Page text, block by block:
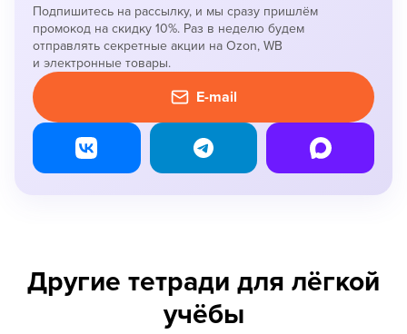
Подпишитесь на рассылку, и мы сразу пришлём
промокод на скидку 10%. Раз в неделю будем
отправлять секретные акции на Ozon, WB
и электронные товары.
E-mail
Другие тетради для лёгкой
учёбы